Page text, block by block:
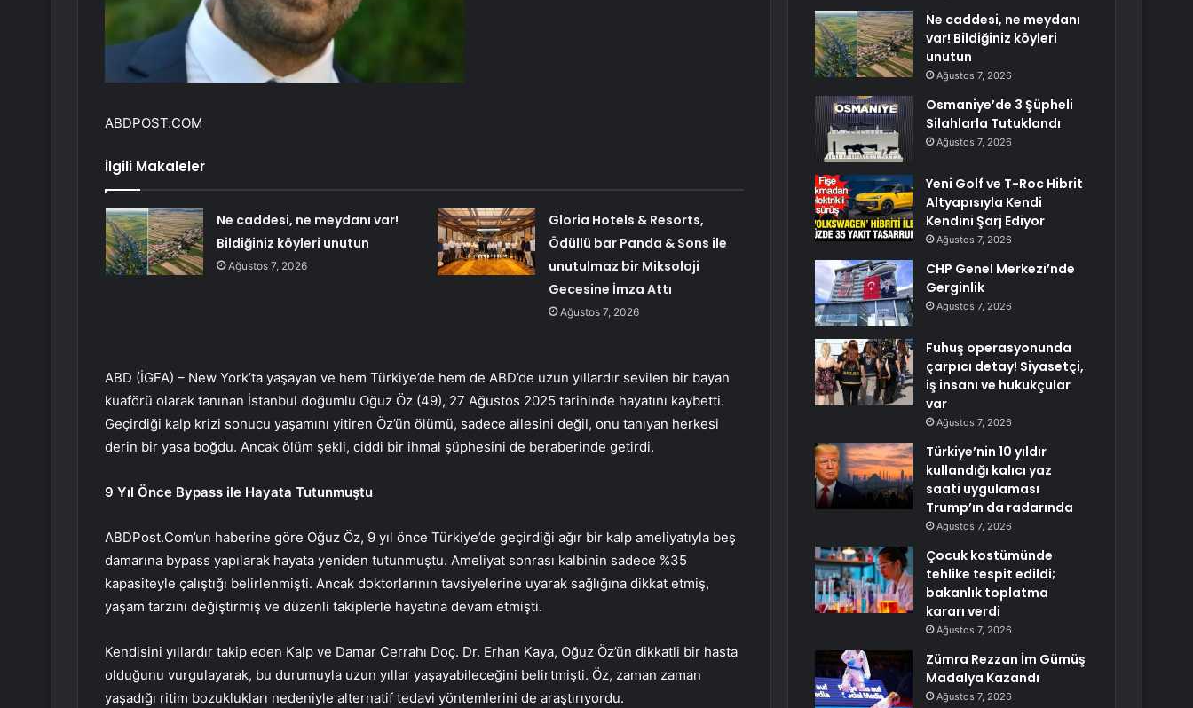
ABDPOST.COM
İlgili Makaleler
Ne caddesi, ne meydanı var!
Bildiğiniz köyleri unutun
Ağustos 7, 2026
Gloria Hotels & Resorts,
Ödüllü bar Panda & Sons ile
unutulmaz bir Miksoloji
Gecesine İmza Attı
Ağustos 7, 2026
ABD (İGFA) – New York’ta yaşayan ve hem Türkiye’de hem de ABD’de uzun yıllardır sevilen bir bayan
kuaförü olarak tanınan İstanbul doğumlu Oğuz Öz (49), 27 Ağustos 2025 tarihinde hayatını kaybetti.
Geçirdiği kalp krizi sonucu yaşamını yitiren Öz’ün ölümü, sadece ailesini değil, onu tanıyan herkesi
derin bir yasa boğdu. Ancak ölüm şekli, ciddi bir ihmal şüphesini de beraberinde getirdi.
9 Yıl Önce Bypass ile Hayata Tutunmuştu
ABDPost.Com’un haberine göre Oğuz Öz, 9 yıl önce Türkiye’de geçirdiği ağır bir kalp ameliyatıyla beş
damarına bypass yapılarak hayata yeniden tutunmuştu. Ameliyat sonrası kalbinin sadece %35
kapasiteyle çalıştığı belirlenmişti. Ancak doktorlarının tavsiyelerine uyarak sağlığına dikkat etmiş,
yaşam tarzını değiştirmiş ve düzenli takiplerle hayatına devam etmişti.
Kendisini yıllardır takip eden Kalp ve Damar Cerrahı Doç. Dr. Erhan Kaya, Oğuz Öz’ün dikkatli bir hasta
olduğunu vurgulayarak, bu durumuyla uzun yıllar yaşayabileceğini belirtmişti. Öz, zaman zaman
yaşadığı ritim bozuklukları nedeniyle alternatif tedavi yöntemlerini de araştırıyordu.
Ne caddesi, ne meydanı
var! Bildiğiniz köyleri
unutun
Ağustos 7, 2026
Osmaniye’de 3 Şüpheli
Silahlarla Tutuklandı
Ağustos 7, 2026
Yeni Golf ve T-Roc Hibrit
Altyapısıyla Kendi
Kendini Şarj Ediyor
Ağustos 7, 2026
CHP Genel Merkezi’nde
Gerginlik
Ağustos 7, 2026
Fuhuş operasyonunda
çarpıcı detay! Siyasetçi,
iş insanı ve hukukçular
var
Ağustos 7, 2026
Türkiye’nin 10 yıldır
kullandığı kalıcı yaz
saati uygulaması
Trump’ın da radarında
Ağustos 7, 2026
Çocuk kostümünde
tehlike tespit edildi;
bakanlık toplatma
kararı verdi
Ağustos 7, 2026
Zümra Rezzan İm Gümüş
Madalya Kazandı
Ağustos 7, 2026